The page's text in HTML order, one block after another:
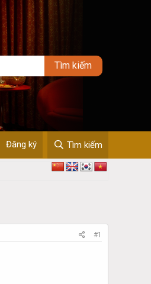
Đăng ký Tìm kiếm
#1